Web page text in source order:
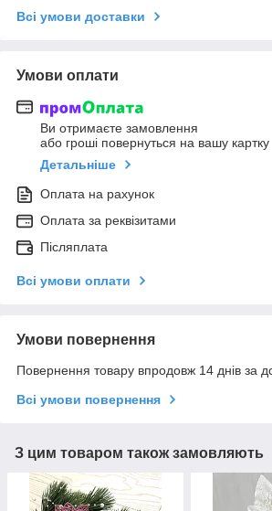
Всі умови доставки
Умови оплати
Ви отримаєте замовлення
або гроші повернуться на вашу картку
Детальніше
Оплата на рахунок
Оплата за реквізитами
Післяплата
Всі умови оплати
Умови повернення
Повернення товару впродовж 14 днів за
Всі умови повернення
З цим товаром також замовляють